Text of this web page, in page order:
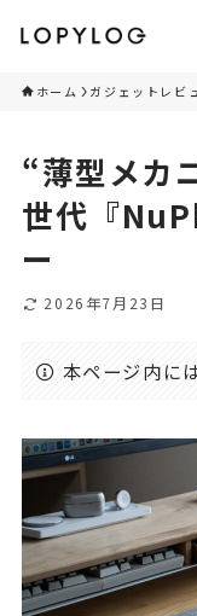
ホーム ガジェットレビ
“薄型メカ
世代『
ー
2026年7月23日
本ページ内に